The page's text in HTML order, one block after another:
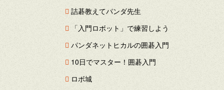
詰碁教えてパンダ先生
「入門ロボット」で練習しよう
パンダネットヒカルの囲碁入門
10日でマスター！囲碁入門
ロボ城